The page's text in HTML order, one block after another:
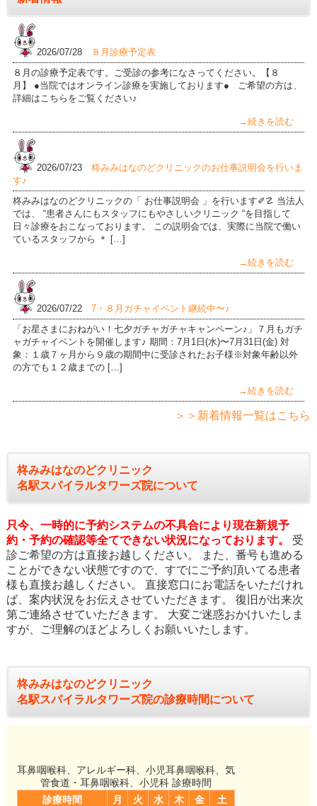
2026/07/28
８月診療予定表
８月の診療予定表です。ご受診の参考になさってください。【８
月】 ●当院ではオンライン診療を実施しております● ご希望の方は、
詳細はこちらをご覧ください♪
→続きを読む
2026/07/23 柊みみはなのどクリニックのお仕事説明会を行いま
す♪
柊みみはなのどクリニックの「 お仕事説明会 」を行います✐☡ 当法人
では、 “患者さんにもスタッフにもやさしいクリニック “を目指して
日々診療をおこなっております。 この説明会では、実際に当院で働い
ているスタッフから ＊ […]
→続きを読む
2026/07/22 7・８月ガチャイベント継続中〜♪
「お星さまにおねがい！七夕ガチャガチャキャンペーン♪」７月もガチ
ャガチャイベントを開催します♪ 期間：7月1日(水)〜7月31日(金) 対
象：１歳７ヶ月から９歳の期間中に受診されたお子様※対象年齢以外
の方でも１２歳までの […]
→続きを読む
＞＞新着情報一覧はこちら
柊みみはなのどクリニック
名駅スパイラルタワーズ院について
只今、一時的に予約システムの不具合により現在新規予
約・予約の確認等全てできない状況になっております。
受
診ご希望の方は直接お越しください。 また、番号も進める
ことができない状態ですので、すでにご予約頂いてる患者
様も直接お越しください。 直接窓口にお電話をいただけれ
ば、案内状況をお伝えさせていただきます。 復旧が出来次
第ご連絡させていただきます。 大変ご迷惑おかけいたしま
すが、ご理解のほどよろしくお願いいたします。
柊みみはなのどクリニック
名駅スパイラルタワーズ院の診療時間について
耳鼻咽喉科、アレルギー科、小児耳鼻咽喉科、気
管食道・耳鼻咽喉科、小児科 診療時間
診療時間
月 火 水 木 金
土